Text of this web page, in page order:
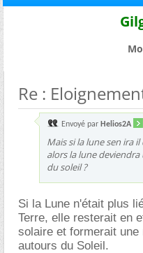
Re :
Envoyé par Helios2A
Mais si la lune sen ira
alors la lune
du soleil ?
Si la Lune n'était plus
Terre, elle resterait en
solaire et formerait une
autours du Soleil.